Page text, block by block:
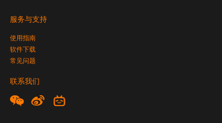
服务与支持
使用指南
软件下载
常见问题
联系我们